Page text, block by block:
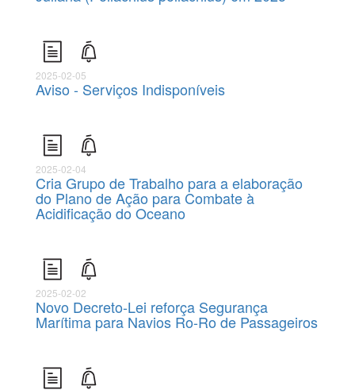
2025-02-05
Aviso - Serviços Indisponíveis
2025-02-04
Cria Grupo de Trabalho para a elaboração
do Plano de Ação para Combate à
Acidificação do Oceano
2025-02-02
Novo Decreto-Lei reforça Segurança
Marítima para Navios Ro-Ro de Passageiros